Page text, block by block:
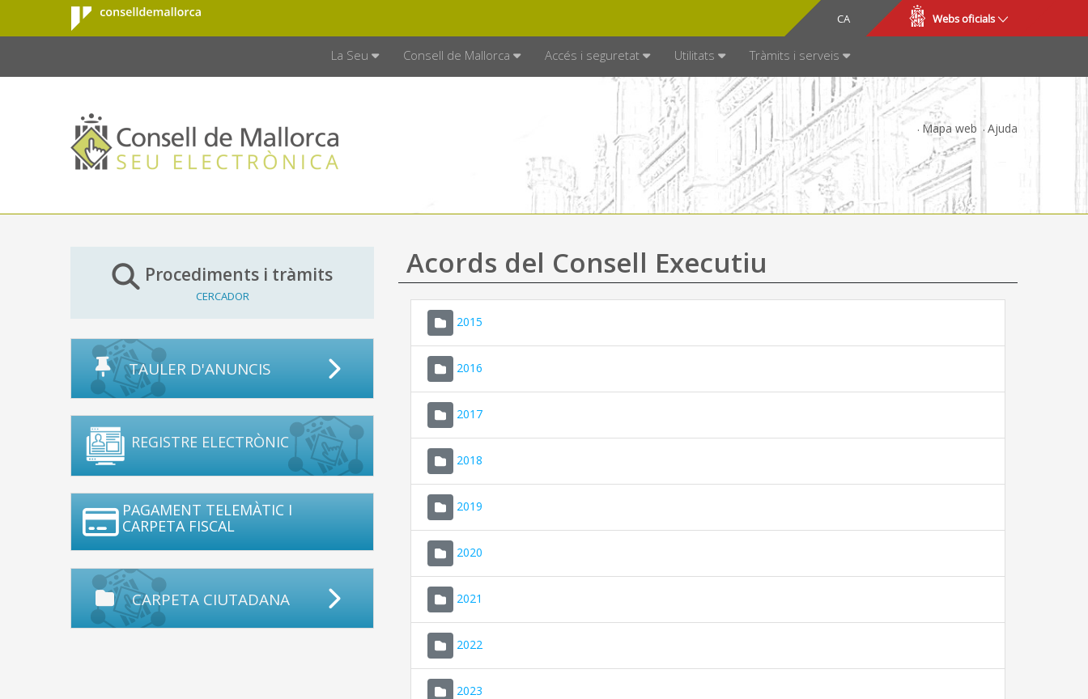
Salta al contingut principal
Consell de
Mallorca
CA
ES Webs oficials
La Seu Consell de Mallorca Accés i seguretat Utilitats Tràmits i serveis
Mapa web Ajuda
Procediments i tràmits
CERCADOR
TAULER D'ANUNCIS
REGISTRE ELECTRÒNIC
PAGAMENT TELEMÀTIC I
CARPETA FISCAL
CARPETA CIUTADANA
Acords del Consell Executiu
2015
2016
2017
2018
2019
2020
2021
2022
2023